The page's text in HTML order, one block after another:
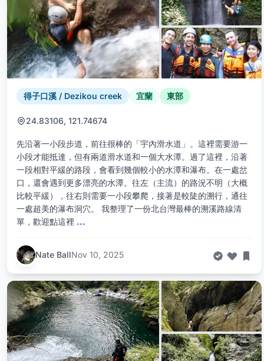
得子口溪 / Dezikou creek 宜蘭 東部
24.83106, 121.74674
先沿著一小段步道，前往很棒的「宇內滑水道」。這裡需要游一
小段才能抵達，但有兩道滑水道和一個大水潭。過了這裡，沿著
一段相對平緩的路段，會看到幾個較小的水潭和瀑布。在一處岔
口，還會遇到更多漂亮的水潭。往左（主流）的路況不明（大概
比較平緩），往右則需要一小段攀爬，接著是較陡的溯行，通往
一處超美的瀑布洞穴。 我整理了一份北台灣最棒的溯溪路線清
單，歡迎點這裡 ...
Nate BallNov 10, 2025